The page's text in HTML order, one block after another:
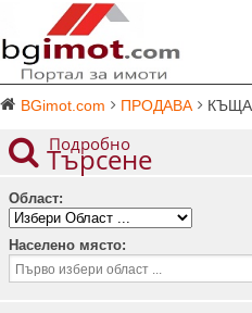
BGimot.com ПРОДАВА КЪЩА
Подробно
Търсене
Област:
Населено място: